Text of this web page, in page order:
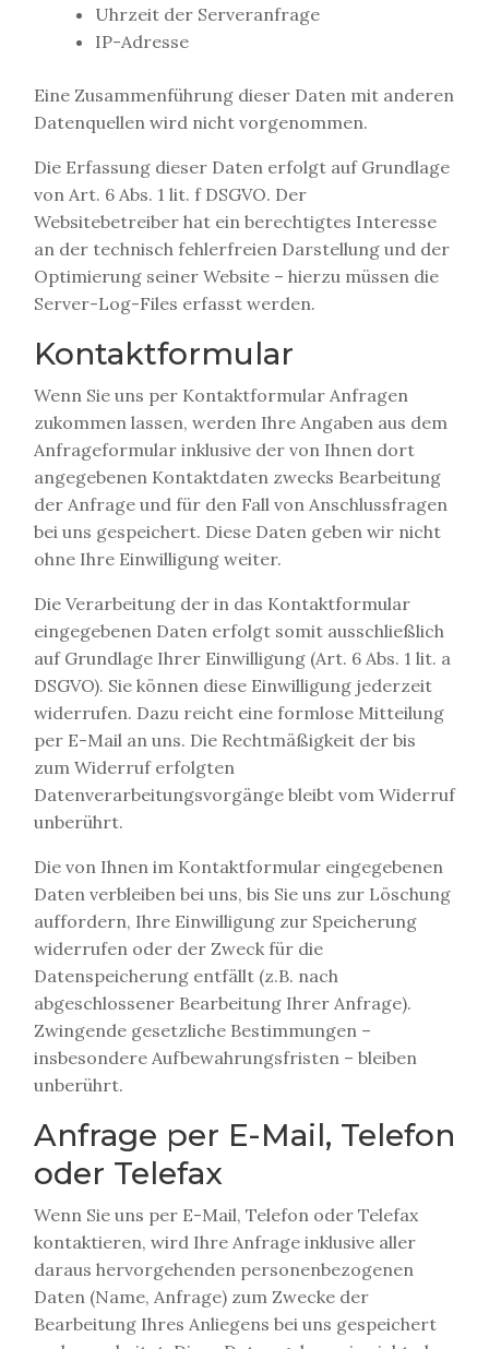
Uhrzeit der Serveranfrage
IP-Adresse
Eine Zusammenführung dieser Daten mit anderen
Datenquellen wird nicht vorgenommen.
Die Erfassung dieser Daten erfolgt auf Grundlage
von Art. 6 Abs. 1 lit. f DSGVO. Der
Websitebetreiber hat ein berechtigtes Interesse
an der technisch fehlerfreien Darstellung und der
Optimierung seiner Website – hierzu müssen die
Server-Log-Files erfasst werden.
Kontaktformular
Wenn Sie uns per Kontaktformular Anfragen
zukommen lassen, werden Ihre Angaben aus dem
Anfrageformular inklusive der von Ihnen dort
angegebenen Kontaktdaten zwecks Bearbeitung
der Anfrage und für den Fall von Anschlussfragen
bei uns gespeichert. Diese Daten geben wir nicht
ohne Ihre Einwilligung weiter.
Die Verarbeitung der in das Kontaktformular
eingegebenen Daten erfolgt somit ausschließlich
auf Grundlage Ihrer Einwilligung (Art. 6 Abs. 1 lit. a
DSGVO). Sie können diese Einwilligung jederzeit
widerrufen. Dazu reicht eine formlose Mitteilung
per E-Mail an uns. Die Rechtmäßigkeit der bis
zum Widerruf erfolgten
Datenverarbeitungsvorgänge bleibt vom Widerruf
unberührt.
Die von Ihnen im Kontaktformular eingegebenen
Daten verbleiben bei uns, bis Sie uns zur Löschung
auffordern, Ihre Einwilligung zur Speicherung
widerrufen oder der Zweck für die
Datenspeicherung entfällt (z.B. nach
abgeschlossener Bearbeitung Ihrer Anfrage).
Zwingende gesetzliche Bestimmungen –
insbesondere Aufbewahrungsfristen – bleiben
unberührt.
Anfrage per E-Mail, Telefon
oder Telefax
Wenn Sie uns per E-Mail, Telefon oder Telefax
kontaktieren, wird Ihre Anfrage inklusive aller
daraus hervorgehenden personenbezogenen
Daten (Name, Anfrage) zum Zwecke der
Bearbeitung Ihres Anliegens bei uns gespeichert